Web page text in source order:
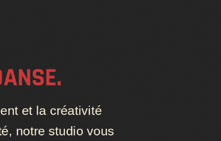
et la créativité
notre studio vous